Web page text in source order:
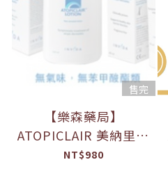
售完
【樂森藥局】
ATOPICLAIR 美納里尼
愛妥麗 保濕敷料 (未滅
NT$980